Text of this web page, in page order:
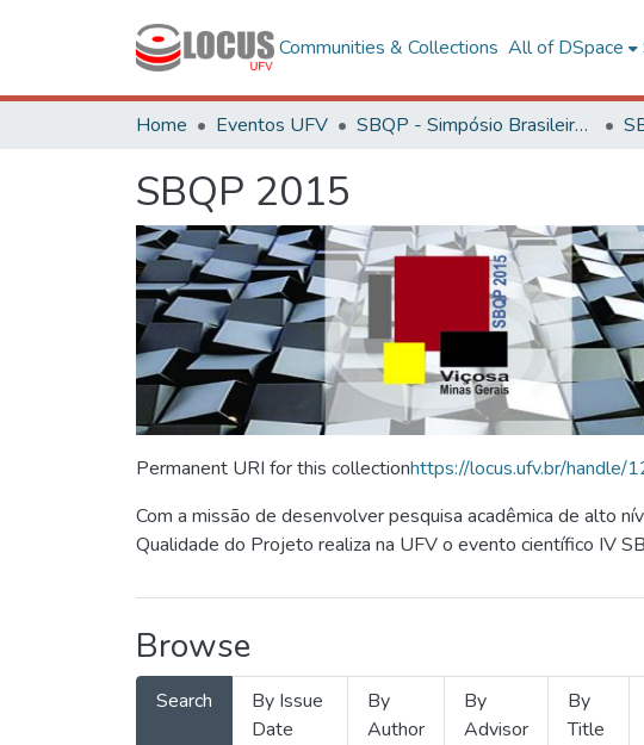
Communities & Collections All of DSpace
Home Eventos UFV SBQP - Simpósio Brasileiro de Qualidade do Projeto no Ambiente Construído
SBQP 2015
Permanent URI for this collectionhttps://locus.ufv.br/
Com a missão de desenvolver pesquisa acadêmica de alto
Qualidade do Projeto realiza na UFV o evento científico IV
Browse
Search
By Issue
Date
By
Author
By
Advisor
By
Title